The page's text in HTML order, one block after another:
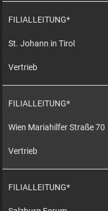
FILIALLEITUNG*
St. Johann in Tirol
Vertrieb
FILIALLEITUNG*
Wien Mariahilfer Straße 70
Vertrieb
FILIALLEITUNG*